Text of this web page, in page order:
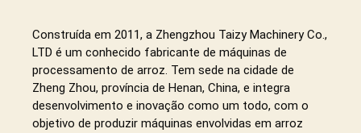
Construída em 2011, a Zhengzhou Taizy Machinery Co.,
LTD é um conhecido fabricante de máquinas de
processamento de arroz. Tem sede na cidade de
Zheng Zhou, província de Henan, China, e integra
desenvolvimento e inovação como um todo, com o
objetivo de produzir máquinas envolvidas em arroz